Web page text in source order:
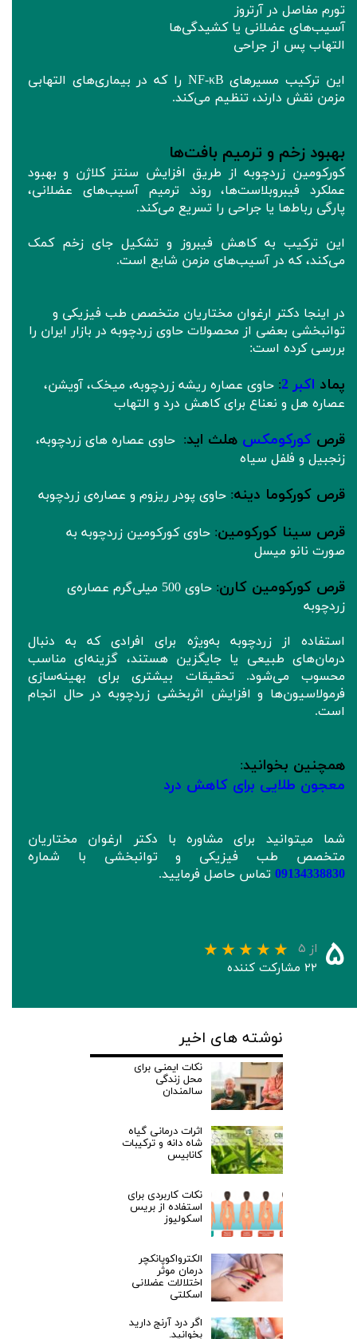
تورم مفاصل در آرتروز
آسیب‌های عضلانی یا کشیدگی‌ها
التهاب پس از جراحی
این ترکیب مسیرهای NF-κB را که در بیماری‌های التهابی
مزمن نقش دارند، تنظیم می‌کند.
بهبود زخم و ترمیم بافت‌ها
کورکومین زردچوبه از طریق افزایش سنتز کلاژن و بهبود
عملکرد فیبروبلاست‌ها، روند ترمیم آسیب‌های عضلانی،
پارگی رباط‌ها یا جراحی را تسریع می‌کند.
این ترکیب به کاهش فیبروز و تشکیل جای زخم کمک
می‌کند، که در آسیب‌های مزمن شایع است.
در اینجا دکتر ارغوان مختاریان متخصص طب فیزیکی و
توانبخشی بعضی از محصولات حاوی زردچوبه در بازار ایران را
بررسی کرده است:
پماد اکبر 2 : حاوی عصاره ریشه زردچوبه، میخک، آویشن،
عصاره هل و نعناع برای کاهش درد و التهاب
قرص کورکومکس هلث اید: حاوی عصاره ها‌ی زردچوبه،
زنجبیل و فلفل سیاه
قرص کورکوما دینه: حاوی پودر ریزوم و عصاره‌ی زردچوبه
قرص سینا کورکومین: حاوی کورکومین زردچوبه به
صورت نانو میسل
قرص کورکومین کارن:
حاوی 500 میلی‌گرم عصاره‌ی
زردچوبه
استفاده از زردچوبه به‌ویژه برای افرادی که به دنبال
درمان‌های طبیعی یا جایگزین هستند، گزینه‌ای مناسب
محسوب می‌شود. تحقیقات بیشتری برای بهینه‌سازی
فرمولاسیون‌ها و افزایش اثربخشی زردچوبه در حال انجام
است.
همچنین بخوانید:
معجون طلایی برای کاهش درد
شما میتوانید برای مشاوره با دکتر ارغوان مختاریان
متخصص طب فیزیکی و توانبخشی با شماره
09134338830 تماس حاصل فرمایید.
۵ از ۵
۲۲ مشارکت کننده
نوشته های اخیر
نکات ایمنی برای
محل زندگی
سالمندان
اثرات درمانی گیاه
شاه دانه و ترکیبات
کانابیس
نکات کاربردی برای
استفاده از بریس
اسکولیوز
الکترواکوپانکچر
درمان موثر
اختلالات عضلانی
اسکلتی
اگر درد آرنج دارید
بخوانید.